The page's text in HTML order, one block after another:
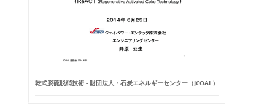
乾式脱硫脱硝技術 - 財団法人・石炭エネルギーセンター（JCOAL）